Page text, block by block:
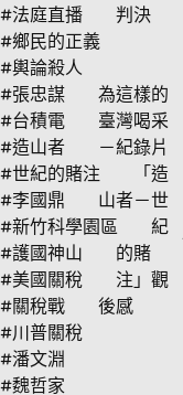
#法庭直播
#鄉民的正義
#輿論殺人
判決
#張忠謀
#台積電
#造山者
#世紀的賭注
#李國鼎
#新竹科學園區
#護國神山
#美國關稅
#關稅戰
#川普關稅
#潘文淵
#魏哲家
為這樣的
臺灣喝采
－紀錄片
「造
山者－世
紀
的賭
注」觀
後感